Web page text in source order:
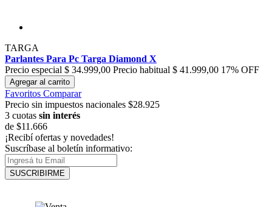
TARGA
Parlantes Para Pc Targa Diamond X
Precio especial $ 34.999,00 Precio habitual $ 41.999,00 17% OFF
Agregar al carrito
Favoritos Comparar
Precio sin impuestos nacionales $28.925
3 cuotas sin interés
de $11.666
¡Recibí ofertas y novedades!
Suscríbase al boletín informativo:
SUSCRIBIRME